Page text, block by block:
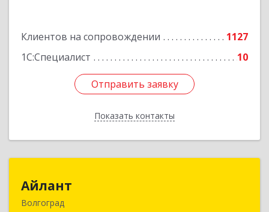
Клиентов на сопровождении
1127
1С:Специалист
10
Отправить заявку
Показать контакты
Отправить заявку
Назад
Айлант
Волгоград400001, Волгоградская обл, Волгоград г, им